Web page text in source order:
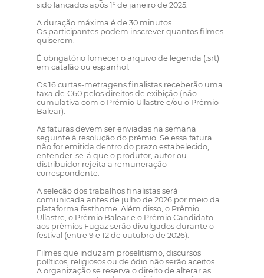
sido lançados após 1º de janeiro de 2025.
A duração máxima é de 30 minutos.
Os participantes podem inscrever quantos filmes
quiserem.
É obrigatório fornecer o arquivo de legenda (.srt)
em catalão ou espanhol.
Os 16 curtas-metragens finalistas receberão uma
taxa de €60 pelos direitos de exibição (não
cumulativa com o Prêmio Ullastre e/ou o Prêmio
Balear).
As faturas devem ser enviadas na semana
seguinte à resolução do prêmio. Se essa fatura
não for emitida dentro do prazo estabelecido,
entender-se-á que o produtor, autor ou
distribuidor rejeita a remuneração
correspondente.
A seleção dos trabalhos finalistas será
comunicada antes de julho de 2026 por meio da
plataforma festhome. Além disso, o Prêmio
Ullastre, o Prêmio Balear e o Prêmio Candidato
aos prêmios Fugaz serão divulgados durante o
festival (entre 9 e 12 de outubro de 2026).
Filmes que induzam proselitismo, discursos
políticos, religiosos ou de ódio não serão aceitos.
A organização se reserva o direito de alterar as